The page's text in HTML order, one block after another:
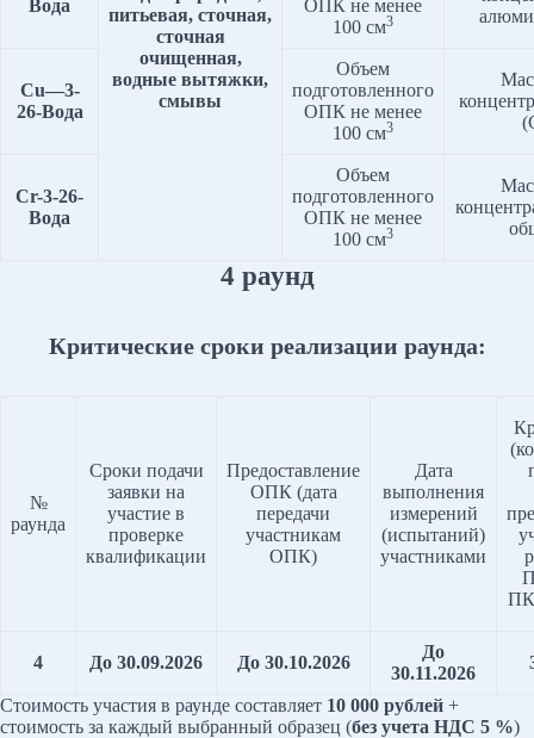
питьевая, сточная,
сточная
очищенная,
водные вытяжки,
смывы
Вода
ОПК не менее
100 см3
Cu—3-
26-Вода
Объем
подготовленного
ОПК не менее
100 см3
Cr-3-26-
Вода
Объем
подготовленного
ОПК не менее
100 см3
4 раунд
Критические сроки реализации раунда:
№
раунда
Сроки подачи
заявки на
участие в
проверке
квалификации
Предоставление
ОПК (дата
передачи
участникам
ОПК)
Дата
выполнения
измерений
(испытаний)
участниками
ПК
4 До 30.09.2026 До 30.10.2026
До
30.11.2026
Стоимость участия в раунде составляет 10 000 рублей +
стоимость за каждый выбранный образец (без учета НДС 5 %)